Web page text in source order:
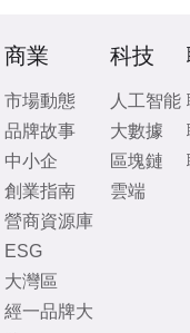
商業
市場動態
品牌故事
中小企
創業指南
營商資源庫
ESG
大灣區
經一品牌大
科技
人工智能
大數據
區塊鏈
雲端